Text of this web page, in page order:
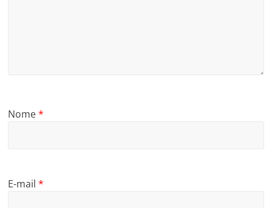
Nome*
E-mail*